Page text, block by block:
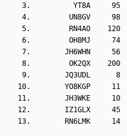
3.          YT8A     95
4.         UN8GV     98
5.         RN4AO    120
6.         OH8MJ     74
7.        JH6WHN     56
8.         OK2QX    200
9.        JQ3UDL      8
10.        YO8KGP     11
11.        JH3WKE     10
12.        IZ1GLX     45
13.        RN6LMK     14